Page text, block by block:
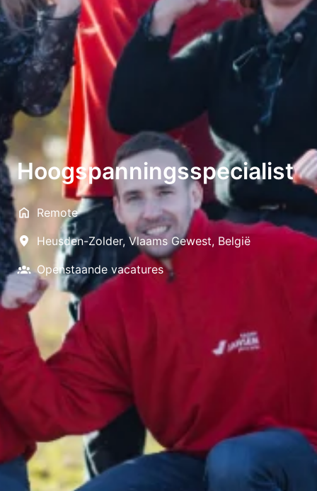
Hoogspanningsspecialist
Remote
Heusden-Zolder, Vlaams Gewest, België
Openstaande vacatures